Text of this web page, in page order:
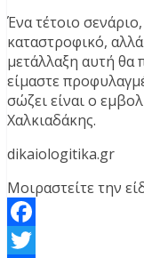
Ένα τέτοιο
καταστροφικό,
μετάλλαξη αυτή θα
είμαστε
σώζει είναι ο
Χαλκιαδάκης.
dikaiologitika.gr
Μοιραστείτε την
Facebook